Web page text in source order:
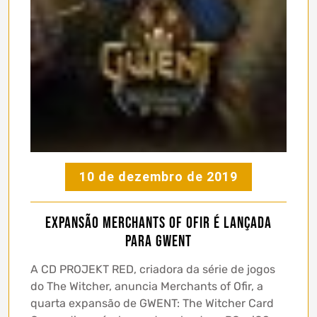
10 de dezembro de 2019
Expansão Merchants of Ofir é lançada
para GWENT
A CD PROJEKT RED, criadora da série de jogos
do The Witcher, anuncia Merchants of Ofir, a
quarta expansão de GWENT: The Witcher Card